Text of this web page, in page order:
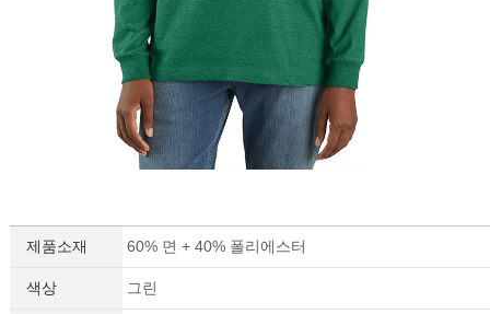
제품소재 60% 면 + 40% 폴리에스터
색상 그린